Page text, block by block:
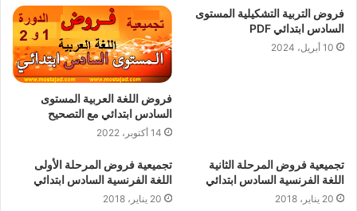
فروض التربية التشكيلية المستوى
السادس ابتدائي PDF
10 أبريل، 2024
فروض اللغة العربية المستوى
السادس ابتدائي مع التصحيح
14 أكتوبر، 2022
تجميعية فروض المرحلة الثانية
اللغة الفرنسية السادس ابتدائي
20 يناير، 2018
تجميعية فروض المرحلة الأولى
اللغة الفرنسية السادس ابتدائي
20 يناير، 2018